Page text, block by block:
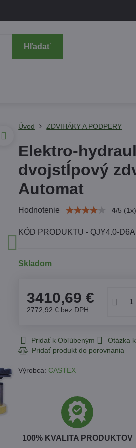
Hľadať
Úvod ZDVIHÁKY A PODPERY
Elektro-
dvojstĺpový
Automat
Hodnotenie 4/5 (1x)
KÓD PRODUKTU - QJY4.0-D6A
Skladom
3410,69 €
2772,92 € bez DPH
Pridať k Obľúbeným Otázka
Výrobca:CASTEX
100% KVALITA PRODUKTOV